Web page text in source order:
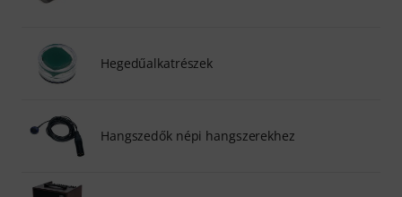
Hegedűalkatrészek
Hangszedők népi hangszerekhez